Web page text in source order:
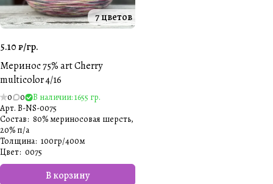
7 цветов
5.10 ₽/гр.
Меринос 75% art Cherry
multicolor 4/16
0 0
В наличии: 1655 гр.
Арт. B-NS-0075
В корзину
Состав: 80% мериносовая шерсть,
20% п/а
Толщина: 100гр/400м
Цвет: 0075